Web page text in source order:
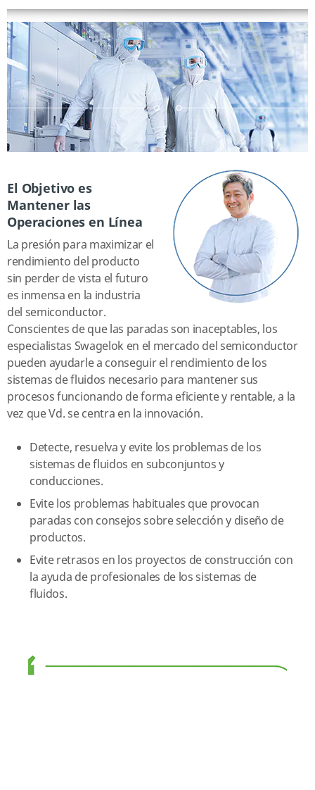
El Objetivo es
Mantener las
Operaciones en Línea
La presión para maximizar el
rendimiento del producto
sin perder de vista el futuro
es inmensa en la industria
del semiconductor.
Conscientes de que las paradas son inaceptables, los
especialistas Swagelok en el mercado del semiconductor
pueden ayudarle a conseguir el rendimiento de los
sistemas de fluidos necesario para mantener sus
procesos funcionando de forma eficiente y rentable, a la
vez que Vd. se centra en la innovación.
Detecte, resuelva y evite los problemas de los
sistemas de fluidos en subconjuntos y
conducciones.
Evite los problemas habituales que provocan
paradas con consejos sobre selección y diseño de
productos.
Evite retrasos en los proyectos de construcción con
la ayuda de profesionales de los sistemas de
fluidos.